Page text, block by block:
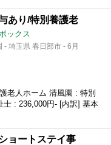
あり/特別養護老
ックス
- 埼玉県 春日部市 - 6月
老人ホーム 清風園 : 特別
: 236,000円- [内訳] 基本
ョートステイ事